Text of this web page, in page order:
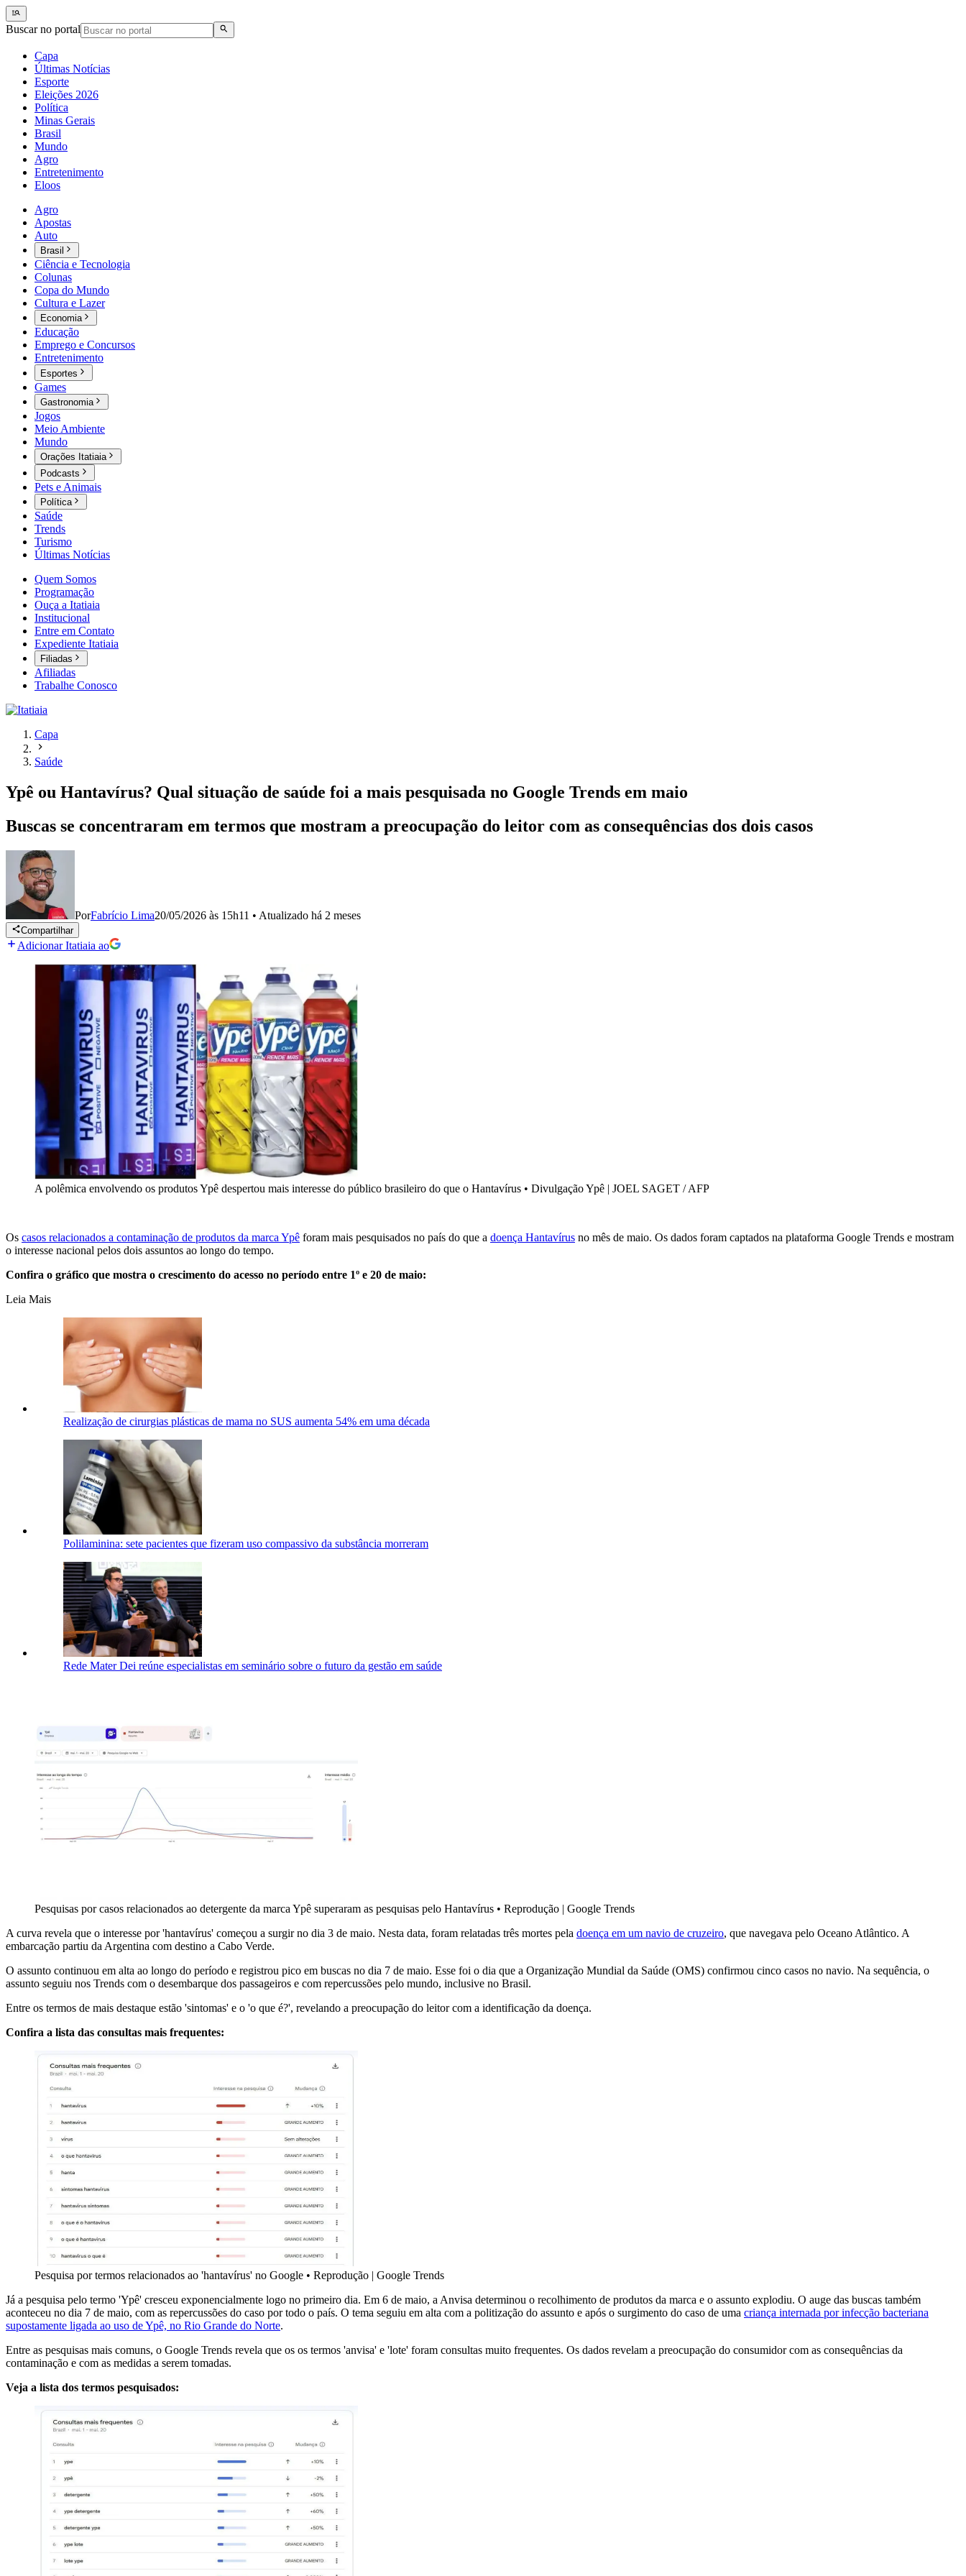
Buscar no portal
Capa
Últimas Notícias
Esporte
Eleições 2026
Política
Minas Gerais
Brasil
Mundo
Agro
Entretenimento
Eloos
Agro
Apostas
Auto
Brasil
Ciência e Tecnologia
Colunas
Copa do Mundo
Cultura e Lazer
Economia
Educação
Emprego e Concursos
Entretenimento
Esportes
Games
Gastronomia
Jogos
Meio Ambiente
Mundo
Orações Itatiaia
Podcasts
Pets e Animais
Política
Saúde
Trends
Turismo
Últimas Notícias
Quem Somos
Programação
Ouça a Itatiaia
Institucional
Entre em Contato
Expediente Itatiaia
Filiadas
Afiliadas
Trabalhe Conosco
Capa
Saúde
Ypê ou Hantavírus? Qual situação de saúde foi a mais pesquisada no Google Trends em maio
Buscas se concentraram em termos que mostram a preocupação do leitor com as consequências dos dois casos
PorFabrício Lima20/05/2026 às 15h11 • Atualizado há 2 meses
Compartilhar
Adicionar Itatiaia ao
A polêmica envolvendo os produtos Ypê despertou mais interesse do público brasileiro do que o Hantavírus • Divulgação Ypê | JOEL SAGET / AFP
Os casos relacionados a contaminação de produtos da marca Ypê foram mais pesquisados no país do que a doença Hantavírus no mês de maio. Os dados foram captados na plataforma Google Trends e mostram
o interesse nacional pelos dois assuntos ao longo do tempo.
Confira o gráfico que mostra o crescimento do acesso no período entre 1º e 20 de maio:
Leia Mais
Realização de cirurgias plásticas de mama no SUS aumenta 54% em uma década
Polilaminina: sete pacientes que fizeram uso compassivo da substância morreram
Rede Mater Dei reúne especialistas em seminário sobre o futuro da gestão em saúde
Pesquisas por casos relacionados ao detergente da marca Ypê superaram as pesquisas pelo Hantavírus • Reprodução | Google Trends
A curva revela que o interesse por 'hantavírus' começou a surgir no dia 3 de maio. Nesta data, foram relatadas três mortes pela doença em um navio de cruzeiro, que navegava pelo Oceano Atlântico. A
embarcação partiu da Argentina com destino a Cabo Verde.
O assunto continuou em alta ao longo do período e registrou pico em buscas no dia 7 de maio. Esse foi o dia que a Organização Mundial da Saúde (OMS) confirmou cinco casos no navio. Na sequência, o
assunto seguiu nos Trends com o desembarque dos passageiros e com repercussões pelo mundo, inclusive no Brasil.
Entre os termos de mais destaque estão 'sintomas' e o 'o que é?', revelando a preocupação do leitor com a identificação da doença.
Confira a lista das consultas mais frequentes:
Pesquisa por termos relacionados ao 'hantavírus' no Google • Reprodução | Google Trends
Já a pesquisa pelo termo 'Ypê' cresceu exponencialmente logo no primeiro dia. Em 6 de maio, a Anvisa determinou o recolhimento de produtos da marca e o assunto explodiu. O auge das buscas também
aconteceu no dia 7 de maio, com as repercussões do caso por todo o país. O tema seguiu em alta com a politização do assunto e após o surgimento do caso de uma criança internada por infecção bacteriana
supostamente ligada ao uso de Ypê, no Rio Grande do Norte.
Entre as pesquisas mais comuns, o Google Trends revela que os os termos 'anvisa' e 'lote' foram consultas muito frequentes. Os dados revelam a preocupação do consumidor com as consequências da
contaminação e com as medidas a serem tomadas.
Veja a lista dos termos pesquisados: